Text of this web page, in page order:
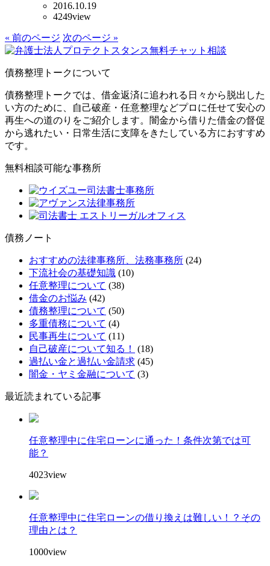
2016.10.19
4249view
« 前のページ 次のページ »
債務整理トークについて
債務整理トークでは、借金返済に追われる日々から脱出した
い方のために、自己破産・任意整理などプロに任せて安心の
再生への道のりをご紹介します。闇金から借りた借金の督促
から逃れたい・日常生活に支障をきたしている方におすすめ
です。
無料相談可能な事務所
債務ノート
おすすめの法律事務所、法務事務所 (24)
下流社会の基礎知識 (10)
任意整理について (38)
借金のお悩み (42)
債務整理について (50)
多重債務について (4)
民事再生について (11)
自己破産について知る！
(18)
過払い金と過払い金請求 (45)
闇金・ヤミ金融について (3)
最近読まれている記事
任意整理中に住宅ローンに通った！条件次第では可
能？
4023view
任意整理中に住宅ローンの借り換えは難しい！？その
理由とは？
1000view